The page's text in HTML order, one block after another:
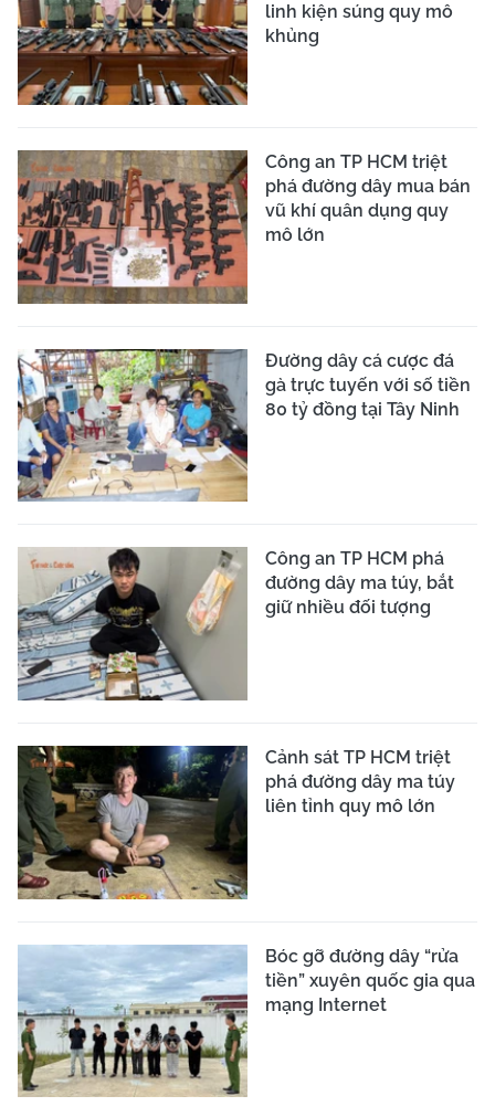
linh kiện súng quy mô
khủng
Công an TP HCM triệt
phá đường dây mua bán
vũ khí quân dụng quy
mô lớn
Đường dây cá cược đá
gà trực tuyến với số tiền
80 tỷ đồng tại Tây Ninh
Công an TP HCM phá
đường dây ma túy, bắt
giữ nhiều đối tượng
Cảnh sát TP HCM triệt
phá đường dây ma túy
liên tỉnh quy mô lớn
Bóc gỡ đường dây “rửa
tiền” xuyên quốc gia qua
mạng Internet